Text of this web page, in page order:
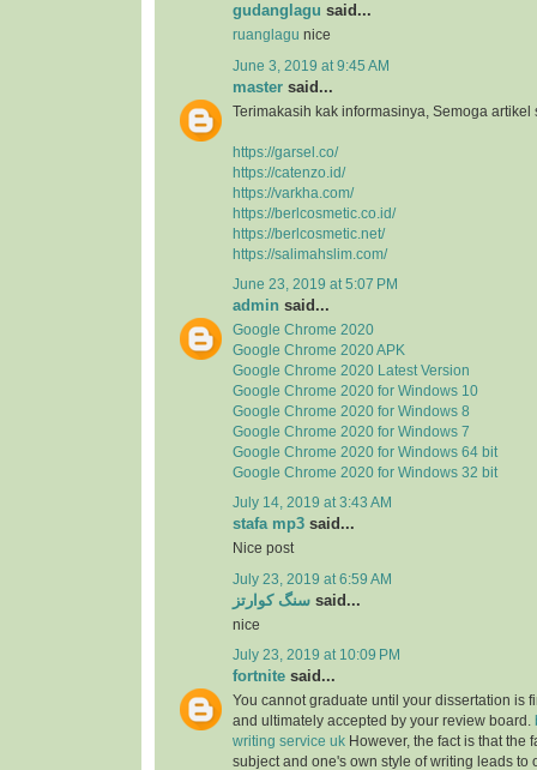
gudanglagu said...
ruanglagu nice
June 3, 2019 at 9:45 AM
master said...
Terimakasih kak informasinya, Semoga artikel
https://garsel.co/
https://catenzo.id/
https://varkha.com/
https://berlcosmetic.co.id/
https://berlcosmetic.net/
https://salimahslim.com/
June 23, 2019 at 5:07 PM
admin said...
Google Chrome 2020
Google Chrome 2020 APK
Google Chrome 2020 Latest Version
Google Chrome 2020 for Windows 10
Google Chrome 2020 for Windows 8
Google Chrome 2020 for Windows 7
Google Chrome 2020 for Windows 64 bit
Google Chrome 2020 for Windows 32 bit
July 14, 2019 at 3:43 AM
stafa mp3 said...
Nice post
July 23, 2019 at 6:59 AM
سنگ کوارتز said...
nice
July 23, 2019 at 10:09 PM
fortnite said...
You cannot graduate until your dissertation is
and ultimately accepted by your review board.
writing service uk However, the fact is that the
subject and one's own style of writing leads to